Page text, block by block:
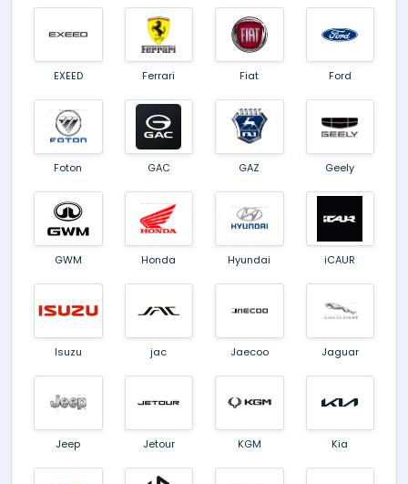
EXEED Ferrari Fiat Ford
Foton GAC GAZ Geely
GWM Honda Hyundai iCAUR
Isuzu jac Jaecoo Jaguar
Jeep Jetour KGM Kia